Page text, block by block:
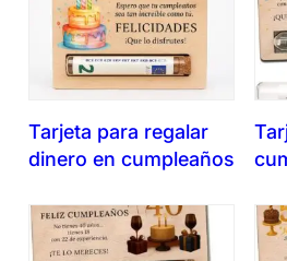
Tarjeta para regalar
dinero en cumpleaños